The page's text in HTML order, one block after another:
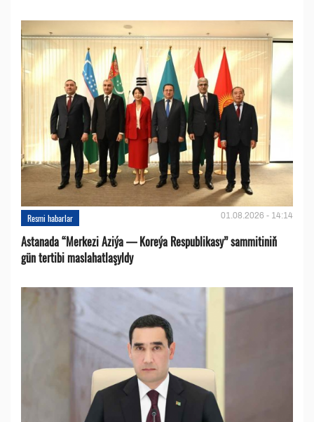
Resmi habarlar 01.08.2026 - 14:14
Astanada “Merkezi Aziýa — Koreýa Respublikasy” sammitiniň
gün tertibi maslahatlaşyldy